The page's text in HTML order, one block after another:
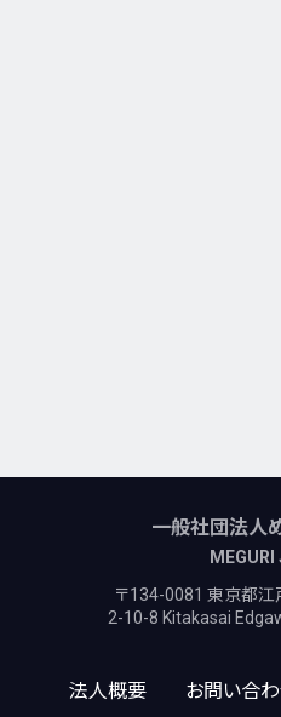
一般社団法人
MEGURI
〒134-0081 東京都
2-10-8 Kitakasai
法人概要 お問い合